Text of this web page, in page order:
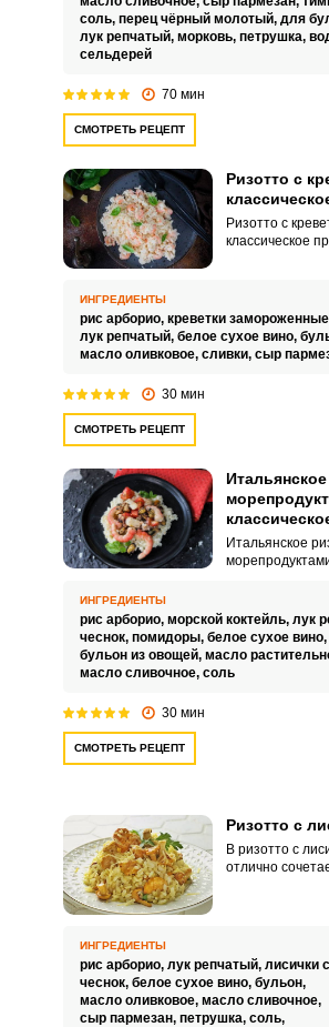
миксте.
соль, перец чёрный молотый, для
лук репчатый, морковь, петрушка,
сельдерей
70 мин
СМОТРЕТЬ РЕЦЕПТ
Ризотто с
Ризотто с
классическое
дополнении
пармезаном,
отличным
эффектным
рецепте берем
ИНГРЕДИЕНТЫ
рис арборио, креветки
лук репчатый, белое сухое вино,
масло оливковое, сливки, сыр
30 мин
СМОТРЕТЬ РЕЦЕПТ
Итальянское
использованию
риса,
горячего
рис до полной
берем морской
ИНГРЕДИЕНТЫ
рис арборио, морской коктейль, лук
чеснок, помидоры, белое сухое вино,
бульон из овощей, масло
масло сливочное, соль
30 мин
СМОТРЕТЬ РЕЦЕПТ
Ризотто с
В ризотто с
отлично
получается
В этом варианте
отдельно жарим
ИНГРЕДИЕНТЫ
рис арборио, лук репчатый, лисички
чеснок, белое сухое вино, бульон,
масло оливковое, масло сливочное,
сыр пармезан, петрушка, соль,
ЕЩЕ НЕ
Забыли пароль?